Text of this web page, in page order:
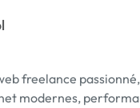
freelance
modernes,